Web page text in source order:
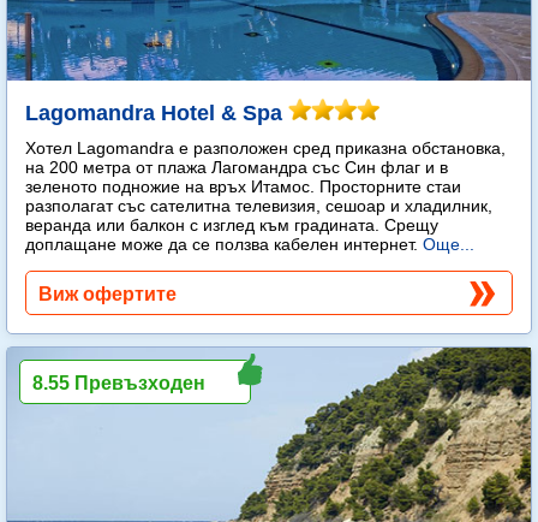
Lagomandra Hotel & Spa
Хотел Lagomandra е разположен сред приказна обстановка,
на 200 метра от плажа Лагомандра със Син флаг и в
зеленото подножие на връх Итамос. Просторните стаи
разполагат със сателитна телевизия, сешоар и хладилник,
веранда или балкон с изглед към градината. Срещу
доплащане може да се ползва кабелен интернет. Още...
Виж офертите
8.55 Превъзходен